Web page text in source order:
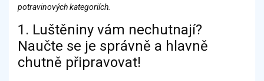
potravinových kategoriích.
1. Luštěniny vám nechutnají?
Naučte se je správně a hlavně
chutně připravovat!